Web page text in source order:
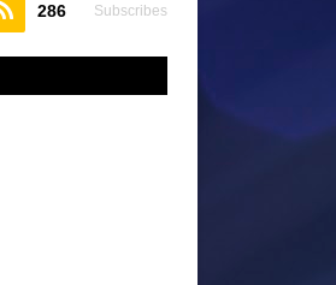
286 Subscribes